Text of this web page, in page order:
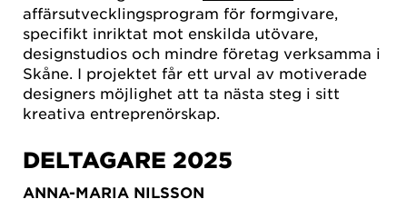
affärsutvecklingsprogram för formgivare,
specifikt inriktat mot enskilda utövare,
designstudios och mindre företag verksamma i
Skåne. I projektet får ett urval av motiverade
designers möjlighet att ta nästa steg i sitt
kreativa entreprenörskap.
DELTAGARE 2025
ANNA-MARIA NILSSON